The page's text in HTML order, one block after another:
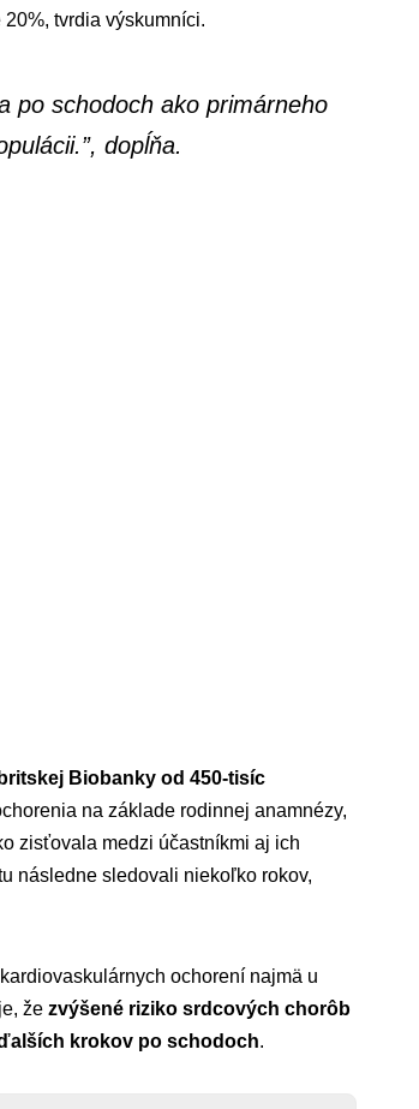
tvrdia výskumníci.
po schodoch ako primárneho
dopĺňa.
Biobanky od 450-tisíc
na základe rodinnej anamnézy,
zisťovala medzi účastníkmi aj ich
následne sledovali niekoľko rokov,
ochorení najmä u
že zvýšené riziko srdcových chorôb
krokov po schodoch.